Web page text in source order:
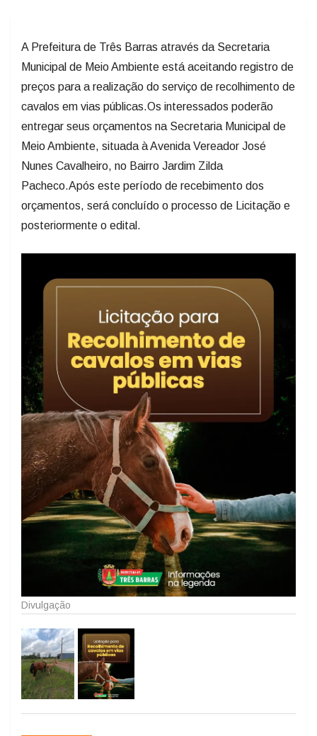
A Prefeitura de Três Barras através da Secretaria
Municipal de Meio Ambiente está aceitando registro de
preços para a realização do serviço de recolhimento de
cavalos em vias públicas.Os interessados poderão
entregar seus orçamentos na Secretaria Municipal de
Meio Ambiente, situada à Avenida Vereador José
Nunes Cavalheiro, no Bairro Jardim Zilda
Pacheco.Após este período de recebimento dos
orçamentos, será concluído o processo de Licitação e
posteriormente o edital.
Divulgação